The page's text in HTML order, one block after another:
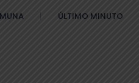
ÚLTIMO MINUTO